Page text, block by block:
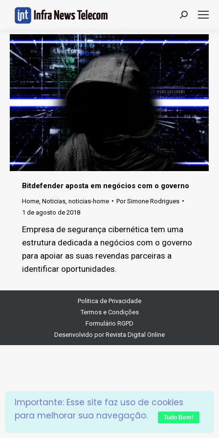
Search:
Bitdefender aposta em negócios com o governo
Home Noticias noticias-home PorSimone Rodrigues
1 de agosto de 2018
Empresa de segurança cibernética tem uma
estrutura dedicada a negócios com o governo
para apoiar as suas revendas parceiras a
identificar oportunidades.
Politica de Privacidade
Termos e Condições
Formulário RGPD
Desenvolvido porRevista Digital Online
Importante: Esse site faz uso de cookies
para melhorar sua navegação.
Tudo Bem!